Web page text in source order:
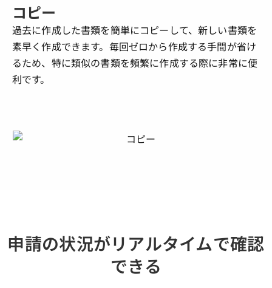
コピー
過去に作成した書類を簡単にコピーして、新しい書類を
素早く作成できます。毎回ゼロから作成する手間が省け
るため、特に類似の書類を頻繁に作成する際に非常に便
利です。
申請の状況がリアルタイムで確認
できる